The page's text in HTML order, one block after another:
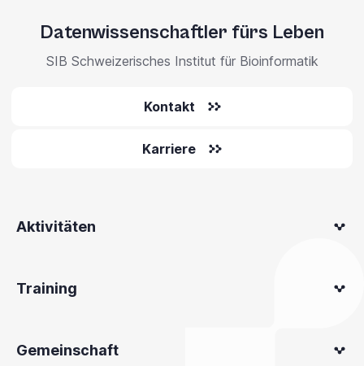
Datenwissenschaftler fürs Leben
SIB Schweizerisches Institut für Bioinformatik
Kontakt
Karriere
Aktivitäten
Training
Gemeinschaft